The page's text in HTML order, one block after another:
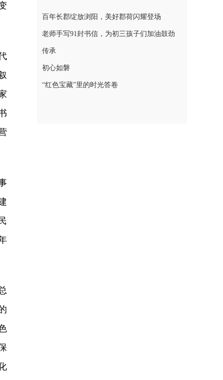
百年长郡绽放浏阳，美好郡荷闪耀登场
老师手写91封书信，为初三孩子们加油鼓劲
传承
初心如磐
“红色宝藏”里的时光答卷